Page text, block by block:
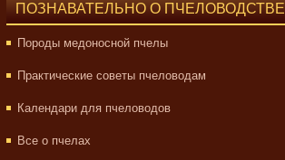
ПОЗНАВАТЕЛЬНО О ПЧЕЛОВОДСТВЕ
Породы медоносной пчелы
Практические советы пчеловодам
Календари для пчеловодов
Все о пчелах